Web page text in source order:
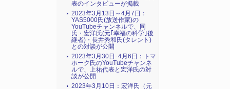
表のインタビューが掲載
2023年3月13日～4月7日：
YAS5000氏(放送作家)の
YouTubeチャンネルで、同
氏・宏洋氏(元｢幸福の科学｣後
継者)・長井秀和氏(タレント)
との対談が公開
2023年3月30日･4月6日：トマ
ホーク氏のYouTubeチャンネ
ルで、上祐代表と宏洋氏の対
談が公開
2023年3月10日：宏洋氏（元